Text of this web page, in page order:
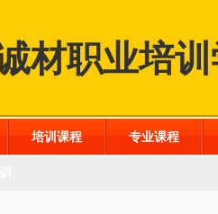
材职业培
培训课程 专业课程